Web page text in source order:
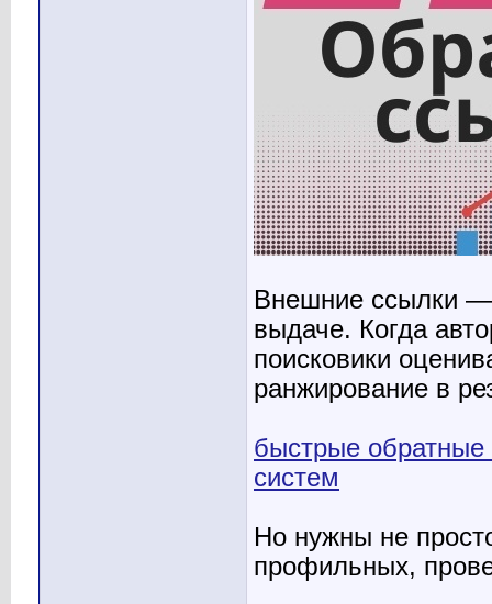
Внешние ссылки —
выдаче. Когда
поисковики
ранжирование в
быстрые
систем
Но нужны не
профильных,